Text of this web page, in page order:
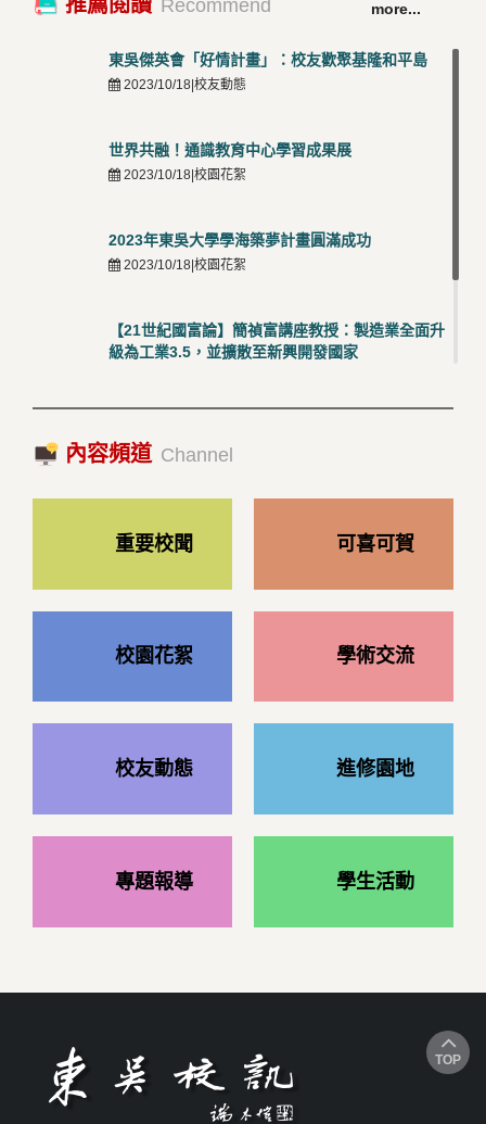
50001三大國際驗證殊榮
Recommend more...
東吳傑英會「好情計畫」：校友歡聚基隆和平島
2023/10/18|校友動態
世界共融！通識教育中心學習成果展
2023/10/18|校園花絮
2023年東吳大學學海築夢計畫圓滿成功
2023/10/18|校園花絮
【21世紀國富論】簡禎富講座教授：製造業全面升
級為工業3.5，並擴散至新興開發國家
2023/10/18|推薦閱讀
內容頻道 Channel
重要校聞 可喜可賀
校園花絮 學術交流
校友動態 進修園地
專題報導 學生活動
TOP